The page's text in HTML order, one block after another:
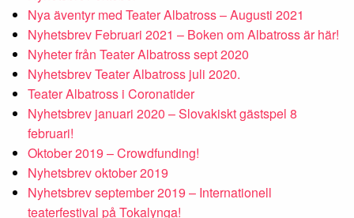
Nya äventyr med Teater Albatross – Augusti 2021
Nyhetsbrev Februari 2021 – Boken om Albatross är här!
Nyheter från Teater Albatross sept 2020
Nyhetsbrev Teater Albatross juli 2020.
Teater Albatross i Coronatider
Nyhetsbrev januari 2020 – Slovakiskt gästspel 8
februari!
Oktober 2019 – Crowdfunding!
Nyhetsbrev oktober 2019
Nyhetsbrev september 2019 – Internationell
teaterfestival på Tokalynga!